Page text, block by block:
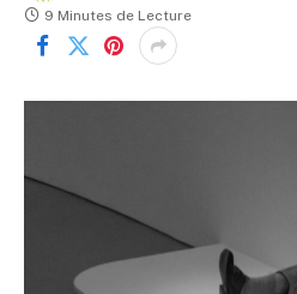
9 Minutes de Lecture